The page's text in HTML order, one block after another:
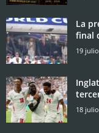
La
final
19
18